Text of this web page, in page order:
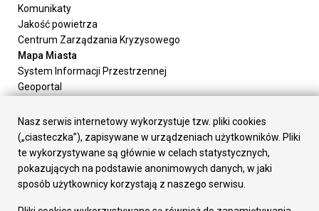
Komunikaty
Jakość powietrza
Centrum Zarządzania Kryzysowego
Mapa Miasta
System Informacji Przestrzennej
Geoportal
Załatw sprawę
Prezydent Miasta
Rada Miasta
Wydziały
Elektroniczna Skrzynka Podawcza
Nasz serwis internetowy wykorzystuje tzw. pliki cookies
(„ciasteczka”), zapisywane w urządzeniach użytkowników. Pliki
te wykorzystywane są głównie w celach statystycznych,
pokazujących na podstawie anonimowych danych, w jaki
sposób użytkownicy korzystają z naszego serwisu.